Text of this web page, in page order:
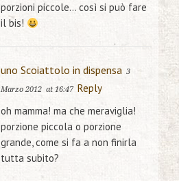
porzioni piccole… così si può fare
il bis!
uno Scoiattolo in dispensa 3
Marzo 2012 at 16:47 Reply
oh mamma! ma che meraviglia!
porzione piccola o porzione
grande, come si fa a non finirla
tutta subito?